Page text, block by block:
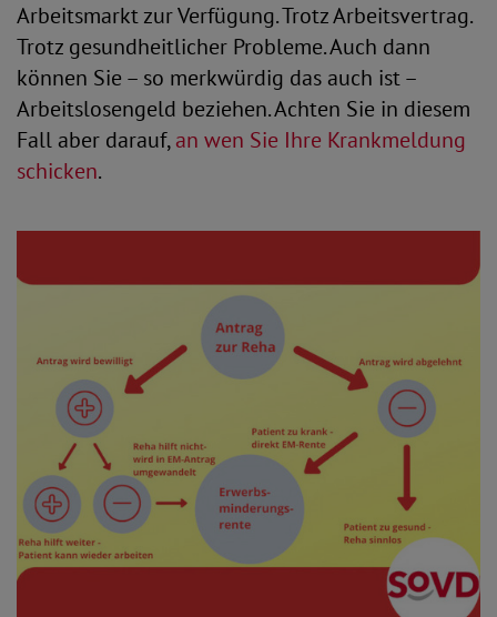
Arbeitsmarkt zur Verfügung. Trotz Arbeitsvertrag.
Trotz gesundheitlicher Probleme. Auch dann
können Sie – so merkwürdig das auch ist –
Arbeitslosengeld beziehen. Achten Sie in diesem
Fall aber darauf,an wen Sie Ihre Krankmeldung
schicken.